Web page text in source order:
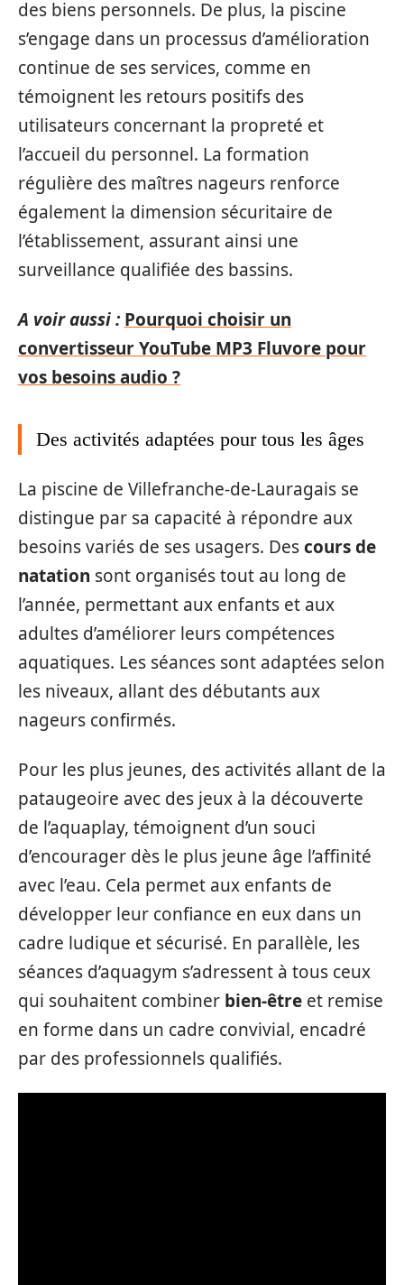
des biens personnels. De plus, la piscine
s’engage dans un processus d’amélioration
continue de ses services, comme en
témoignent les retours positifs des
utilisateurs concernant la propreté et
l’accueil du personnel. La formation
régulière des maîtres nageurs renforce
également la dimension sécuritaire de
l’établissement, assurant ainsi une
surveillance qualifiée des bassins.
A voir aussi : Pourquoi choisir un
convertisseur YouTube MP3 Fluvore pour
vos besoins audio ?
Des activités adaptées pour tous les âges
La piscine de Villefranche-de-Lauragais se
distingue par sa capacité à répondre aux
besoins variés de ses usagers. Descours de
natation sont organisés tout au long de
l’année, permettant aux enfants et aux
adultes d’améliorer leurs compétences
aquatiques. Les séances sont adaptées selon
les niveaux, allant des débutants aux
nageurs confirmés.
Pour les plus jeunes, des activités allant de la
pataugeoire avec des jeux à la découverte
de l’aquaplay, témoignent d’un souci
d’encourager dès le plus jeune âge l’affinité
avec l’eau. Cela permet aux enfants de
développer leur confiance en eux dans un
cadre ludique et sécurisé. En parallèle, les
séances d’aquagym s’adressent à tous ceux
qui souhaitent combiner bien-être et remise
en forme dans un cadre convivial, encadré
par des professionnels qualifiés.